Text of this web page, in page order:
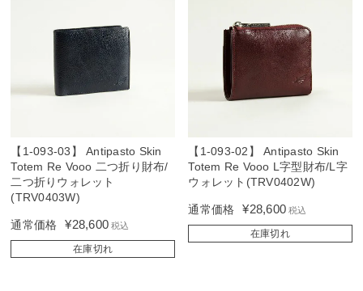
【1-093-03】 Antipasto Skin
Totem Re Vooo 二つ折り財布/
二つ折りウォレット
(TRV0403W)
通常価格 ¥28,600 税込
在庫切れ
【1-093-02】 Antipasto Skin
Totem Re Vooo L字型財布/L字
ウォレット(TRV0402W)
通常価格 ¥28,600 税込
在庫切れ